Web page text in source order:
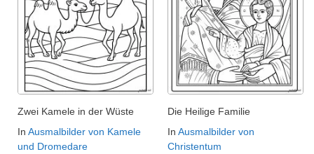
Zwei Kamele in der Wüste
In Ausmalbilder von Kamele
und Dromedare
Die Heilige Familie
In Ausmalbilder von
Christentum